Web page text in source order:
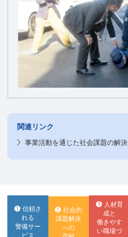
関連リンク
事業活動を通じた社会課題の解決
❶ 信頼さ
れる
警備サー
ビス
❷ 社会的
課題解決
への
❸ 人材育
成と
働きやす
い職場づ